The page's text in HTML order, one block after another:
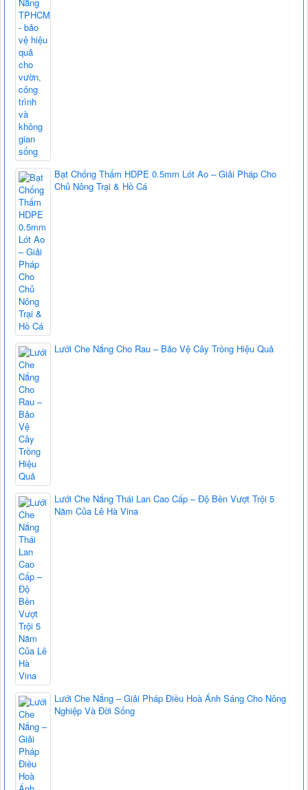
Bạt Chống Thấm HDPE 0.5mm Lót Ao – Giải Pháp Cho
Chủ Nông Trại & Hồ Cá
Lưới Che Nắng Cho Rau – Bảo Vệ Cây Trồng Hiệu Quả
Lưới Che Nắng Thái Lan Cao Cấp – Độ Bền Vượt Trội 5
Năm Của Lê Hà Vina
Lưới Che Nắng – Giải Pháp Điều Hoà Ánh Sáng Cho Nông
Nghiệp Và Đời Sống